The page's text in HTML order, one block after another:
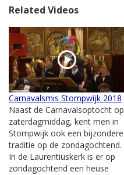
Related Videos
Carnavalsmis Stompwijk 2018
Naast de Carnavalsoptocht op
zaterdagmiddag, kent men in
Stompwijk ook een bijzondere
traditie op de zondagochtend.
In de Laurentiuskerk is er op
zondagochtend een heuse